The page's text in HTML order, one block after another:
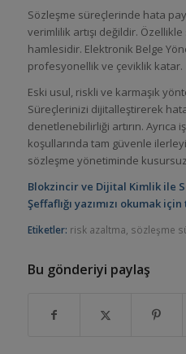
Sözleşme süreçlerinde hata
verimlilik artışı değildir.
hamlesidir. Elektronik Belge
profesyonellik ve çeviklik katar.
Eski usul, riskli ve karmaşık
Süreçlerinizi dijitalleştirerek hata
denetlenebilirliği artırın. Ayrıca
koşullarında tam güvenle
sözleşme yönetiminde
Blokzincir ve Dijital Kimlik ile
Şeffaflığı yazımızı okumak için
Etiketler: risk azaltma sözleşme
Bu gönderiyi paylaş